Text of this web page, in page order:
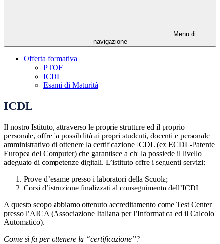
Menu di
navigazione
Offerta formativa
PTOF
ICDL
Esami di Maturità
ICDL
Il nostro Istituto, attraverso le proprie strutture ed il proprio
personale, offre la possibilità ai propri studenti, docenti e personale
amministrativo di ottenere la certificazione ICDL (ex ECDL-Patente
Europea del Computer) che garantisce a chi la possiede il livello
adeguato di competenze digitali. L’istituto offre i seguenti servizi:
Prove d’esame presso i laboratori della Scuola;
Corsi d’istruzione finalizzati al conseguimento dell’ICDL.
A questo scopo abbiamo ottenuto accreditamento come Test Center
presso l’AICA (Associazione Italiana per l’Informatica ed il Calcolo
Automatico).
Come si fa per ottenere la “certificazione”?